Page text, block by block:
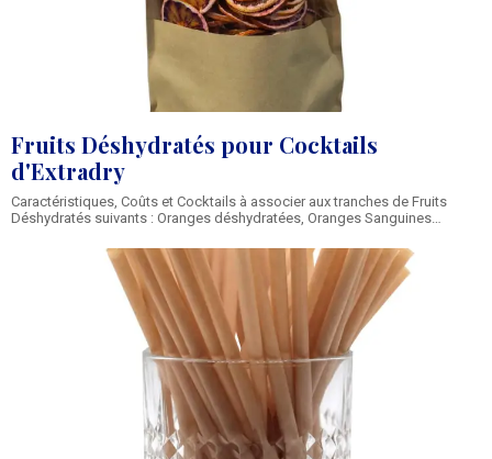
Fruits Déshydratés pour Cocktails
d'Extradry
Caractéristiques, Coûts et Cocktails à associer aux tranches de Fruits
Déshydratés suivants : Oranges déshydratées, Oranges Sanguines
Pamplemousse déshydratés, Ananas déshydratés, Pommes
déshydratées. Nom de la Marque des Fruits Déshydratés pour Cocktails